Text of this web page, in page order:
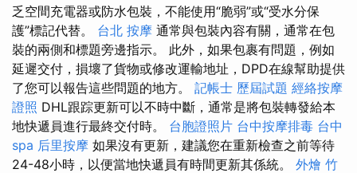
乏空間充電器或防水包裝，不能使用“脆弱”或“受水分保
護”標記代替。 台北 按摩 通常與包裝內容有關，通常在包
裝的兩側和標題旁邊指示。 此外，如果包裹有問題，例如
延遲交付，損壞了貨物或修改運輸地址，DPD在線幫助提供
了您可以報告這些問題的地方。 記帳士 歷屆試題 經絡按摩
證照 DHL跟踪更新可以不時中斷，通常是將包裝轉發給本
地快遞員進行最終交付時。 台胞證照片 台中按摩排毒 台中
spa 后里按摩 如果沒有更新，建議您在重新檢查之前等待
24-48小時，以便當地快遞員有時間更新其係統。 外燴 竹